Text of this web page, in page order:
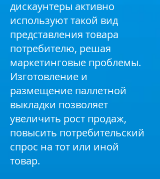
дискаунтеры активно
используют такой вид
представления товара
потребителю, решая
маркетинговые проблемы.
Изготовление и
размещение паллетной
выкладки позволяет
увеличить рост продаж,
повысить потребительский
спрос на тот или иной
товар.